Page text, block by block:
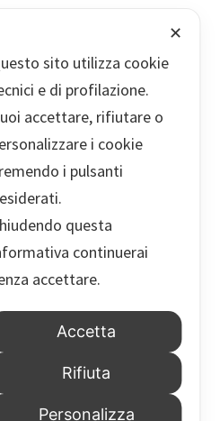
n. 60
Basta Il Test
Richieste Di
Finanziarie:
✕
sito utilizza cookie
e di profilazione.
accettare, rifiutare o
i cookie
i pulsanti
questa
continuerai
accettare.
Accetta
Rifiuta
Personalizza